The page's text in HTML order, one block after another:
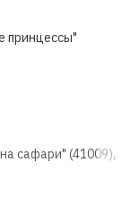
принцессы"